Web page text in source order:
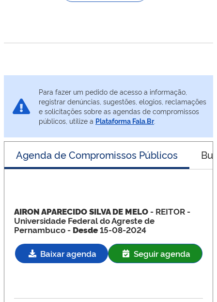
Para fazer um pedido de acesso a informação,
registrar denúncias, sugestões, elogios, reclamações
e solicitações sobre as agendas de compromissos
públicos, utilize a Plataforma Fala.Br.
Agenda de Compromissos Públicos
AIRON APARECIDO SILVA DE MELO - REITOR -
Universidade Federal do Agreste de
Pernambuco - Desde15-08-2024
Baixar agenda Seguir agenda